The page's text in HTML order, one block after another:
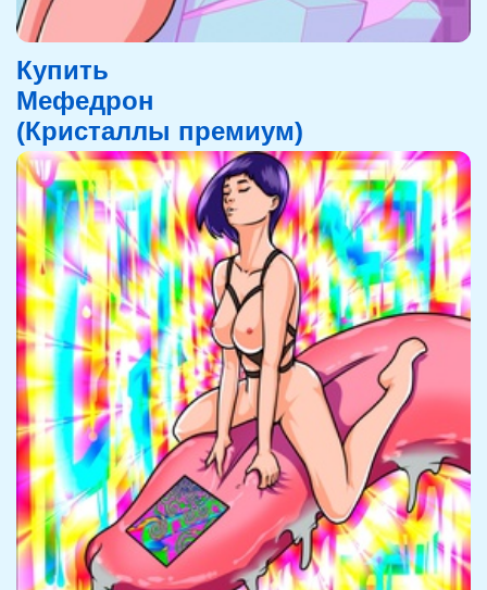
Купить
Мефедрон
(Кристаллы премиум)